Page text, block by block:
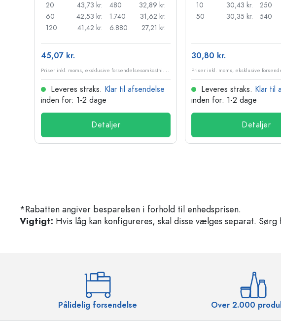
20
43,73 kr.
60
42,53 kr.
120
41,42 kr.
480
32,89 kr.
1.740
31,62 kr.
6.880
27,21 kr.
45,07 kr.
P
riser inkl. moms, eksklusive forsendelsesomkostninger
Leveres straks. Klar til afsendelse
inden for: 1-2 dage
Detaljer
10
30,43 kr.
50
30,35 kr.
250
540
30,80 kr.
Leveres straks. Klar til
inden for: 1-2 dage
Detaljer
*Rabatten angiver besparelsen i forhold til enhedsprisen.
Vigtigt: Hvis låg kan konfigureres, skal disse vælges separat.
Pålidelig forsendelse Over 2.000